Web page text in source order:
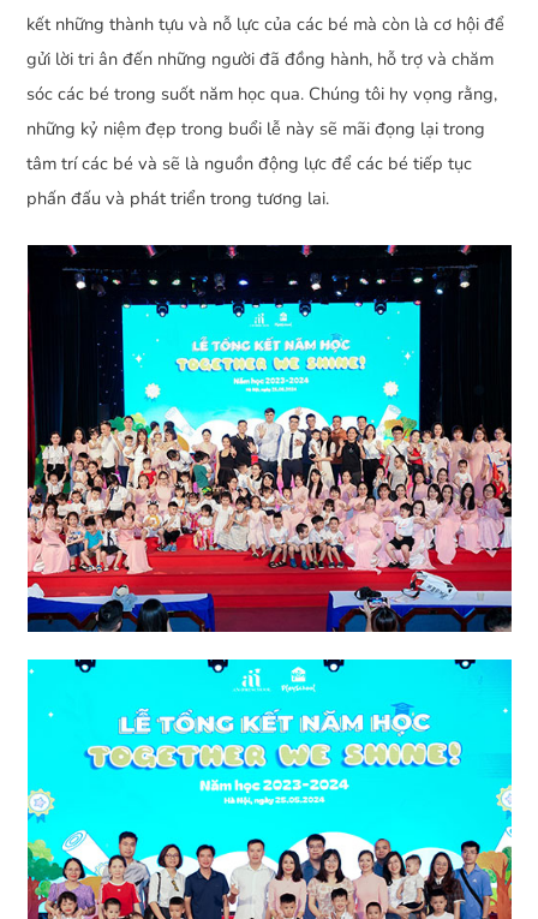
kết những thành tựu và nỗ lực của các bé mà còn là cơ hội để
gửi lời tri ân đến những người đã đồng hành, hỗ trợ và chăm
sóc các bé trong suốt năm học qua. Chúng tôi hy vọng rằng,
những kỷ niệm đẹp trong buổi lễ này sẽ mãi đọng lại trong
tâm trí các bé và sẽ là nguồn động lực để các bé tiếp tục
phấn đấu và phát triển trong tương lai.